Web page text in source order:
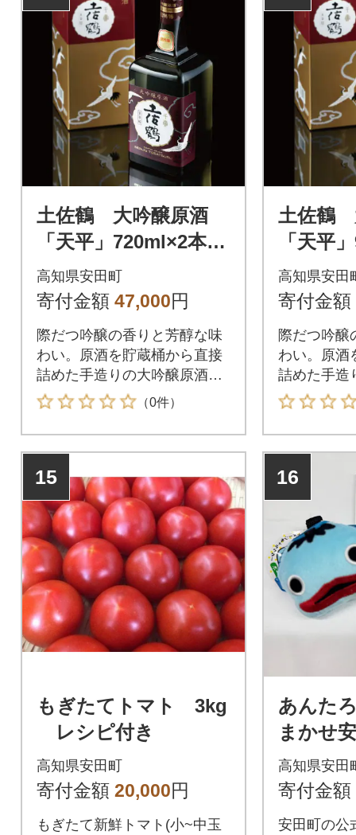
土佐鶴 大吟醸原酒
「天平」720ml×2本セ
ット
高知県安田町
寄付金額 47,000円
際だつ吟醸の香りと芳醇な味
わい。原酒を貯蔵桶から直接
詰めた手造りの大吟醸原酒で
す。
（0件）
土佐鶴
「天平
ット
高知県安田
寄付金額
際だつ吟醸
わい。原酒
詰めた手造
す。
15
もぎたてトマト 3kg
レシピ付き
高知県安田町
寄付金額 20,000円
もぎたて新鮮トマト(小~中玉
16
あんた
まかせ
高知県安田
寄付金額
安田町の公